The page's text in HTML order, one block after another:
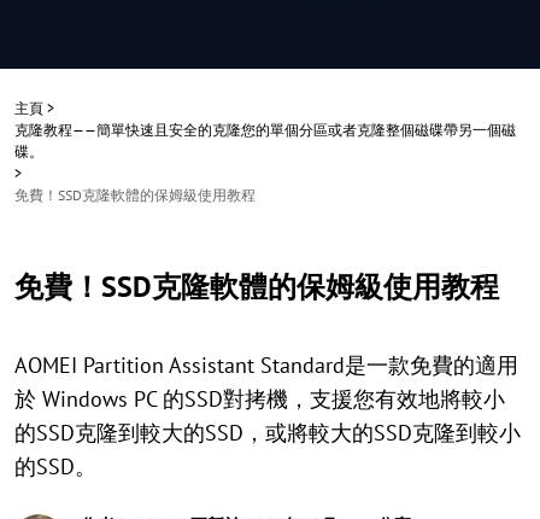
主頁 >
克隆教程——簡單快速且安全的克隆您的單個分區或者克隆整個磁碟帶另一個磁
碟。
>
免費！SSD克隆軟體的保姆級使用教程
免費！SSD克隆軟體的保姆級使用教程
AOMEI Partition Assistant Standard是一款免費的適用
於 Windows PC 的SSD對拷機，支援您有效地將較小
的SSD克隆到較大的SSD，或將較大的SSD克隆到較小
的SSD。